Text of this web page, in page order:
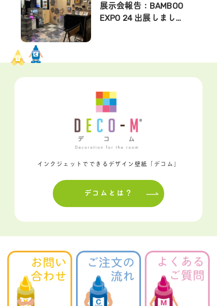
展示会報告：BAMBOO
EXPO 24 出展しまし…
インクジェットでできるデザイン壁紙「デコム」
デコムとは？